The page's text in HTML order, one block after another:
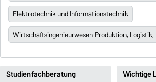
Elektrotechnik und Informationstechnik
Wirtschaftsingenieurwesen Produktion,
Studienfachberatung
Wichtige